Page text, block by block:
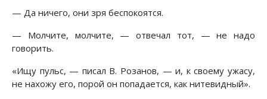
— Да ничего, они зря беспокоятся.
— Молчите, молчите, — отвечал тот, — не надо
говорить.
«Ищу пульс, — писал В. Розанов, — и, к своему ужасу,
не нахожу его, порой он попадается, как нитевидный».